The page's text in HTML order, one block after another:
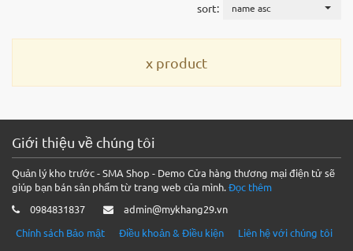
sort: name asc
x product
Giới thiệu về chúng tôi
Quản lý kho trước - SMA Shop - Demo Cửa hàng thương mại điện tử sẽ
giúp bạn bán sản phẩm từ trang web của mình.Đọc thêm
0984831837
admin@mykhang29.vn
Chính sách Bảo mật
Điều khoản & Điều kiện Liên hệ với chúng tôi